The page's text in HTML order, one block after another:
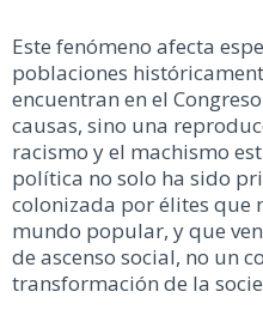
Este fenómeno afecta
poblaciones
encuentran en el
causas, sino una
racismo y el machismo
política no solo ha sido
colonizada por élites que
mundo popular, y que
de ascenso social, no un
transformación de la